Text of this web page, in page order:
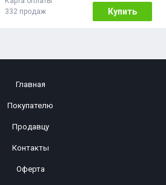
5000 TRY
332 продаж
Купить
Главная
Покупателю
Продавцу
Контакты
Оферта